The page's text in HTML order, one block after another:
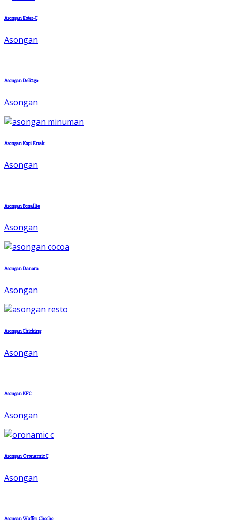
Asongan Ester-C
Asongan
Asongan Deli2go
Asongan
Asongan Kopi Enak
Asongan
Asongan Bonallie
Asongan
Asongan Danora
Asongan
Asongan Chicking
Asongan
Asongan KFC
Asongan
Asongan Oronamic C
Asongan
Asongan Waffer Chocho